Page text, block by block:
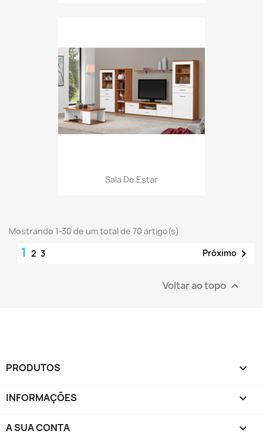
Sala De Estar
Mostrando 1-30 de um total de 70 artigo(s)
1 2 3 Próximo 
Voltar ao topo 
PRODUTOS 
INFORMAÇÕES 
A SUA CONTA 